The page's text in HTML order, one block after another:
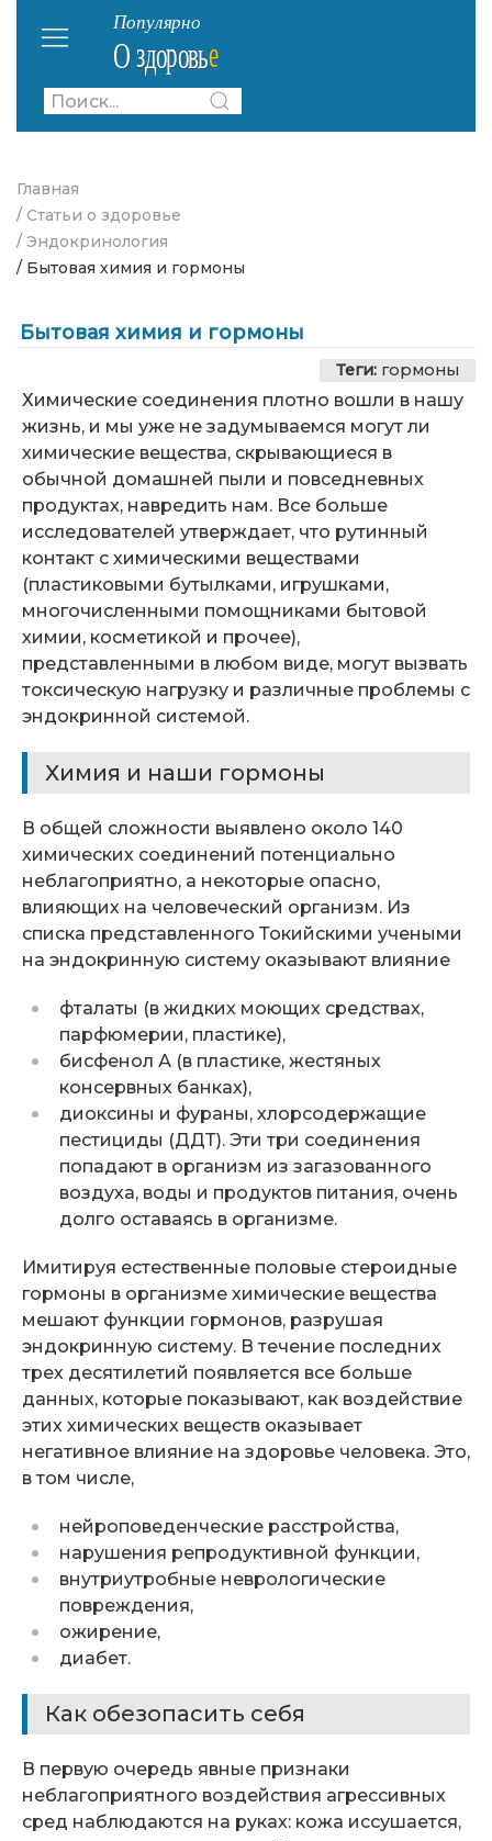
Главная
/ Статьи о здоровье
/ Эндокринология
/ Бытовая химия и гормоны
Бытовая химия и гормоны
Теги: гормоны
Химические соединения плотно вошли в нашу
жизнь, и мы уже не задумываемся могут ли
химические вещества, скрывающиеся в
обычной домашней пыли и повседневных
продуктах, навредить нам. Все больше
исследователей утверждает, что рутинный
контакт с химическими веществами
(пластиковыми бутылками, игрушками,
многочисленными помощниками бытовой
химии, косметикой и прочее),
представленными в любом виде, могут вызвать
токсическую нагрузку и различные проблемы с
эндокринной системой.
Химия и наши гормоны
В общей сложности выявлено около 140
химических соединений потенциально
неблагоприятно, а некоторые опасно,
влияющих на человеческий организм. Из
списка представленного Токийскими учеными
на эндокринную систему оказывают влияние
фталаты (в жидких моющих средствах,
парфюмерии, пластике),
бисфенол А (в пластике, жестяных
консервных банках),
диоксины и фураны, хлорсодержащие
пестициды (ДДТ). Эти три соединения
попадают в организм из загазованного
воздуха, воды и продуктов питания, очень
долго оставаясь в организме.
Имитируя естественные половые стероидные
гормоны в организме химические вещества
мешают функции гормонов, разрушая
эндокринную систему. В течение последних
трех десятилетий появляется все больше
данных, которые показывают, как воздействие
этих химических веществ оказывает
негативное влияние на здоровье человека. Это,
в том числе,
нейроповеденческие расстройства,
нарушения репродуктивной функции,
внутриутробные неврологические
повреждения,
ожирение,
диабет.
Как обезопасить себя
В первую очередь явные признаки
неблагоприятного воздействия агрессивных
сред наблюдаются на руках: кожа иссушается,